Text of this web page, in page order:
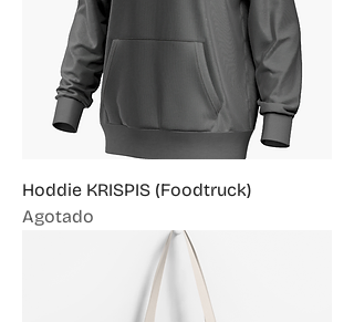
Hoddie KRISPIS (Foodtruck)
Agotado